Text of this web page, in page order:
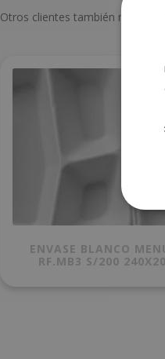
Otros clientes también miraron
ENVASE BLANCO
RF.MB3 S/200